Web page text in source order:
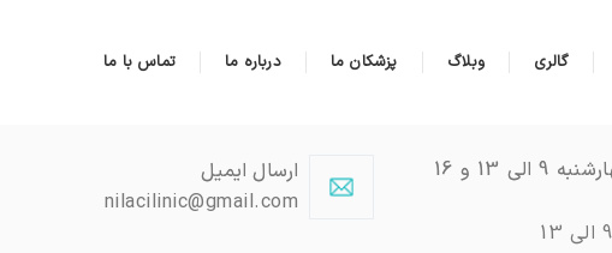
گالری وبلاگ پزشکان ما درباره ما تماس با ما
شنبه تا چهارشنبه 9 الی 13 و 16
ارسال ایمیل
nilacilinic@gmail.com